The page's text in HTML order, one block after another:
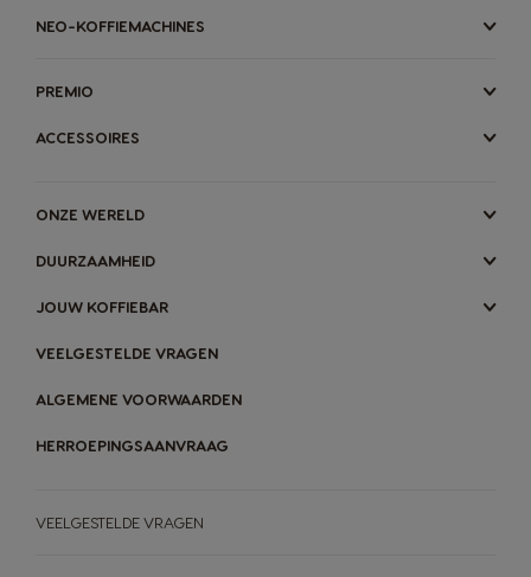
NEO-KOFFIEMACHINES
PREMIO
ACCESSOIRES
ONZE WERELD
DUURZAAMHEID
JOUW KOFFIEBAR
VEELGESTELDE VRAGEN
ALGEMENE VOORWAARDEN
HERROEPINGSAANVRAAG
VEELGESTELDE VRAGEN